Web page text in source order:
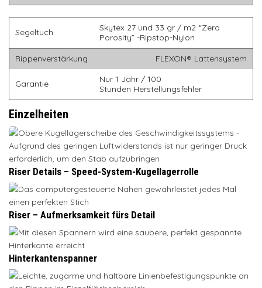
Segeltuch
Skytex 27 und 33 gr / m2 “Zero
Porosity” -Ripstop-Nylon
Rippenverstärkung
FLEXON® Lattensystem
Garantie
Nur 1 Jahr / 100
Stunden Herstellungsfehler
Einzelheiten
Riser Details – Speed-System-Kugellagerrolle
Riser – Aufmerksamkeit fürs Detail
Hinterkantenspanner